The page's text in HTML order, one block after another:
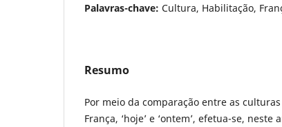
Palavras-chave: Cultura, Habilitação,
Resumo
Por meio da comparação entre as
França, ‘hoje’ e ‘ontem’, efetua-se,